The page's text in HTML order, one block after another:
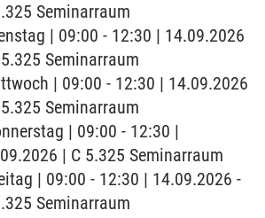
Seminarraum
| 09:00 - 12:30 | 14.09.2026
Seminarraum
| 09:00 - 12:30 | 14.09.2026
Seminarraum
| 09:00 - 12:30 |
| C 5.325 Seminarraum
| 09:00 - 12:30 | 14.09.2026 -
Seminarraum